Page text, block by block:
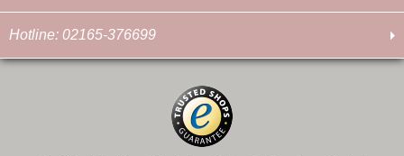
Hotline: 02165-376699